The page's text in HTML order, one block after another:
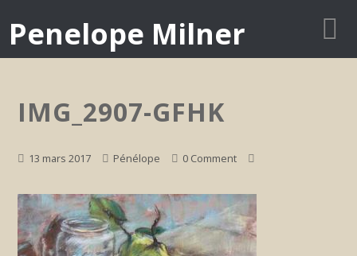
Penelope Milner
IMG_2907-GFHK
13 mars 2017 Pénélope 0 Comment